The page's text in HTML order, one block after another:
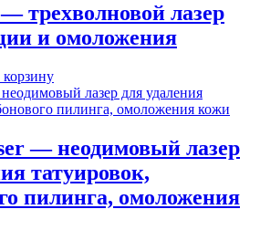
трехволновой лазер
и омоложения
— неодимовый лазер
татуировок,
пилинга, омоложения